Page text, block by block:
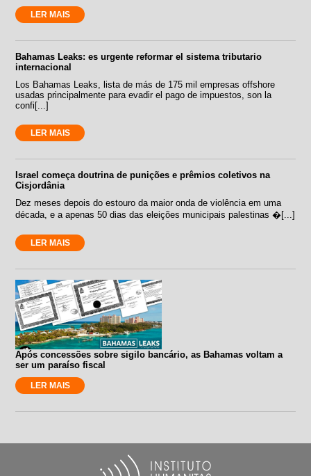
LER MAIS
Bahamas Leaks: es urgente reformar el sistema tributario
internacional
Los Bahamas Leaks, lista de más de 175 mil empresas offshore
usadas principalmente para evadir el pago de impuestos, son la
confi[...]
LER MAIS
Israel começa doutrina de punições e prêmios coletivos na
Cisjordânia
Dez meses depois do estouro da maior onda de violência em uma
década, e a apenas 50 dias das eleições municipais palestinas �[...]
LER MAIS
Após concessões sobre sigilo bancário, as Bahamas voltam a
ser um paraíso fiscal
LER MAIS